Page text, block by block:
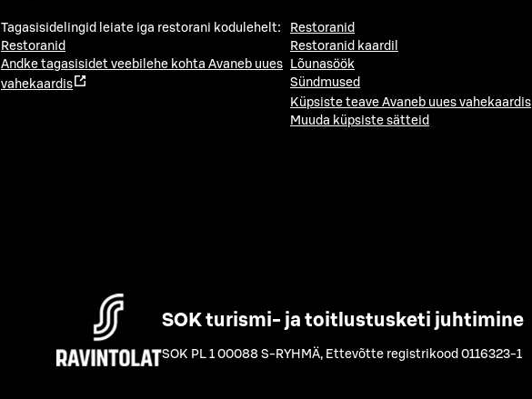
Tagasisidelingid leiate iga restorani kodulehelt:
Restoranid
Andke tagasisidet veebilehe kohta Avaneb uues
vahekaardis
Restoranid
Restoranid kaardil
Lõunasöök
Sündmused
Küpsiste teave Avaneb uues vahekaardis
Muuda küpsiste sätteid
SOK turismi- ja toitlustusketi juhtimine
SOK PL 1 00088 S-RYHMÄ, Ettevõtte registrikood 0116323-1